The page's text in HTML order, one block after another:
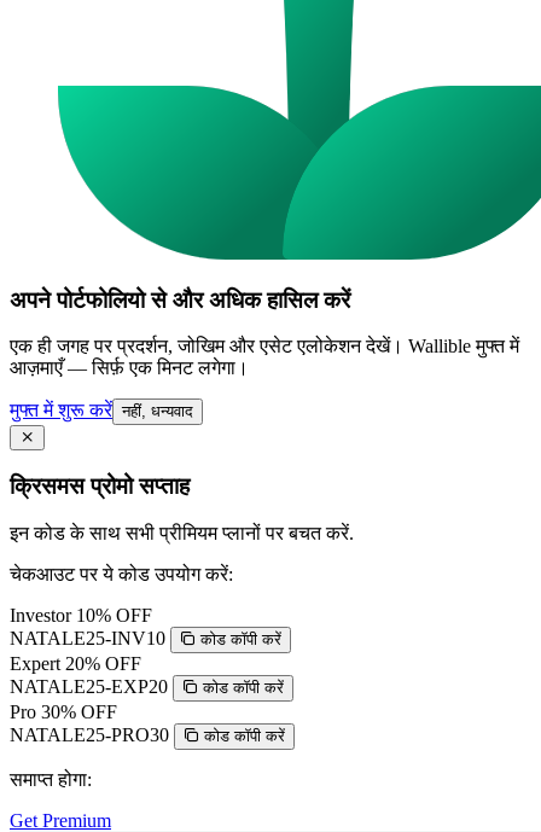
अपने पोर्टफोलियो से और अधिक हासिल करें
एक ही जगह पर प्रदर्शन, जोखिम और एसेट एलोकेशन देखें। Wallible मुफ्त में
आज़माएँ — सिर्फ़ एक मिनट लगेगा।
मुफ्त में शुरू करें नहीं, धन्यवाद
क्रिसमस प्रोमो सप्ताह
इन कोड के साथ सभी प्रीमियम प्लानों पर बचत करें.
चेकआउट पर ये कोड उपयोग करें:
Investor 10% OFF
NATALE25-INV10
कोड कॉपी करें
Expert 20% OFF
NATALE25-EXP20
कोड कॉपी करें
Pro 30% OFF
NATALE25-PRO30
कोड कॉपी करें
समाप्त होगा:
Get Premium